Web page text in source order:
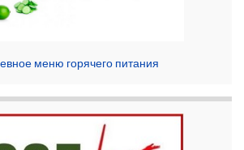
меню горячего питания